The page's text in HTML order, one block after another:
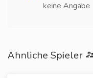
keine Angabe
Ähnliche Spieler